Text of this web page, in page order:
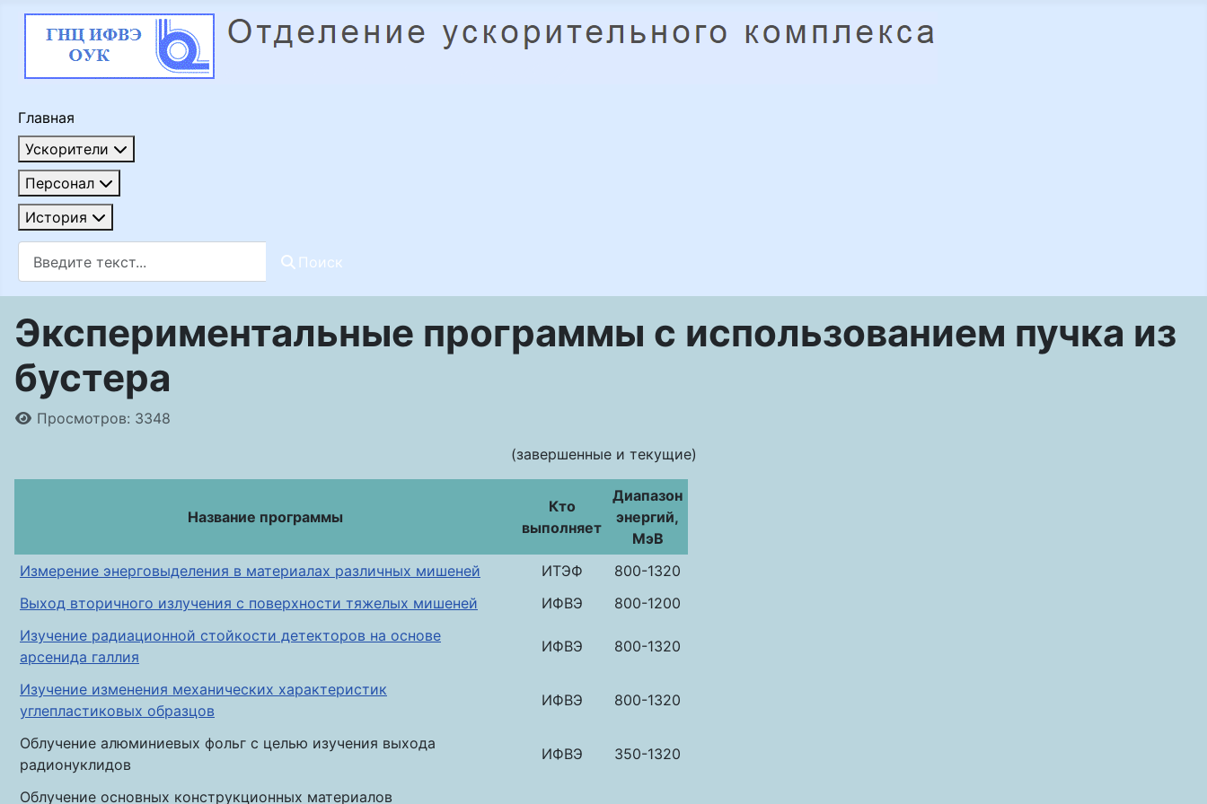
Главная
Ускорители
Персонал
История
Поиск
Экспериментальные программы с использованием пучка из
бустера
Информация о материале
Просмотров: 3348
(завершенные и текущие)
Название программы
Кто
выполняет
Диапазон
энергий,
МэВ
Измерение энерговыделения в материалах различных мишеней
ИТЭФ
800-1320
Выход вторичного излучения с поверхности тяжелых мишеней
ИФВЭ
800-1200
Изучение радиационной стойкости детекторов на основе
арсенида галлия
ИФВЭ 800-1320
Изучение изменения механических характеристик
углепластиковых образцов
ИФВЭ 800-1320
Облучение алюминиевых фольг с целью изучения выхода
радионуклидов
ИФВЭ 350-1320
Облучение основных конструкционных материалов